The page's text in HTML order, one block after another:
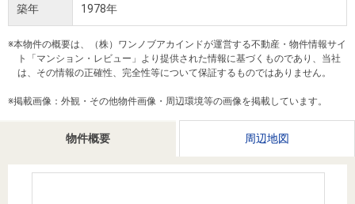
中古
マン
ショ
ンを
探す
築・
中古
一戸
建て
を探
無
料
査
定
却
相
談
売却
店舗のご
案内（首
都圏）
案内（名
古屋）
案内（関
西）
ごあいさ
つ
要
Way
経営ビジ
ョン
組織図
役員一
覧
ニュース
新卒採用
情報
採用情報
採用情報
法人のお客さま
提携企業にお勤めの方
物件概要 周辺地図
築年 1978年
※本物件の概要は、（株）ワンノブアカインドが運営する不動産・物件情報サイ
ト「マンション・レビュー」より提供された情報に基づくものであり、当社
は、その情報の正確性、完全性等について保証するものではありません。
※掲載画像：外観・その他物件画像・周辺環境等の画像を掲載しています。